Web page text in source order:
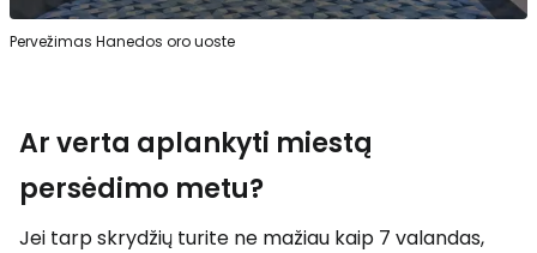
Pervežimas Hanedos oro uoste
Ar verta aplankyti miestą
persėdimo metu?
Jei tarp skrydžių turite ne mažiau kaip 7 valandas,